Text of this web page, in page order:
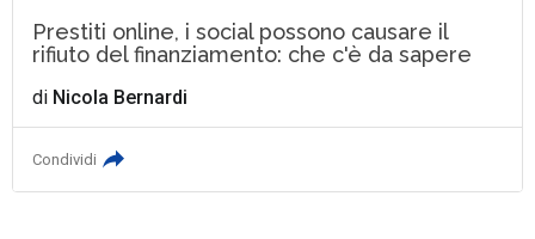
Prestiti online, i social possono causare il
rifiuto del finanziamento: che c'è da sapere
di Nicola Bernardi
Condividi